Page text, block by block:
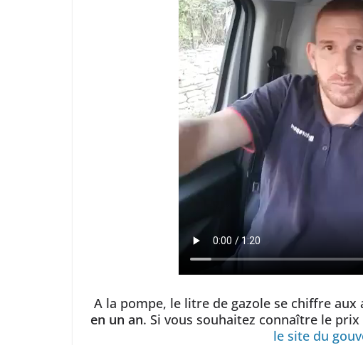
A la pompe, le litre de gazole se chiffre
en un an. Si vous souhaitez connaître le
le site du